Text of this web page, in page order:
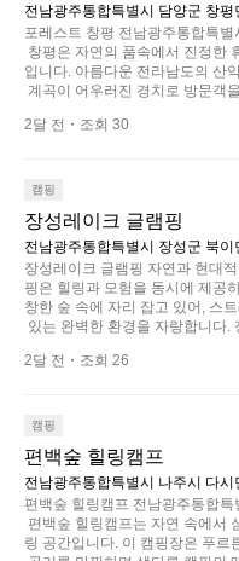
활동을 좋아하는 이들에게 더욱
자연과 함께, 건강한 레저 활동
니다. 하이글루에서 특별한 순간
침, 상징적인 담양의 죽녹원과 함
에서 별을 바라보며 나누는 이야
전남광주통합특별시 담양군 창
포레스트 창평 전남광주통합특
창평은 자연의 품속에서 진정한
입니다. 아름다운 전라남도의 산
계곡이 어우러진 경치로 방문객
설과 서비스 덕분에 가족, 친구,
최적의 공간이 됩니다.  포레스트
함을 누릴 수 있도록 만들어졌습
합니다.  이곳은 자연과의 완벽한
니다. 특히 어린이들은 안전하게
들과 함께 즐거운 시간을 보낼 수
탐험하는 재미도 포레스트 창평
한 후 지속적으로 재방문하는 이
레스트 창평은 단순한 캠핑 그 이
2달 전 조회 30
캠핑
장성레이크 글램핑
전남광주통합특별시 장성군 북이
장성레이크 글램핑 자연과 현대
핑은 힐링과 모험을 동시에 제공
창한 숲 속에 자리 잡고 있어, 스
있는 완벽한 환경을 자랑합니다.
설을 갖추고 있어, 바쁜 일상에
가능해집니다. 독립된 텐트에서
로 완벽한 조건을 갖추고 있습니
좋아하는 분들에게는 매주 특별
로 만든 다양한 요리를 제공하여
은 그 아름다운 경관과 최고 품질
받고 있는 캠핑장 중 하나입니다
는 만큼 미리 일정을 계획하시는
2달 전 조회 26
캠핑
편백숲 힐링캠프
전남광주통합특별시 나주시 다시
편백숲 힐링캠프 전남광주통합
편백숲 힐링캠프는 자연 속에서
링 공간입니다. 이 캠핑장은 푸르